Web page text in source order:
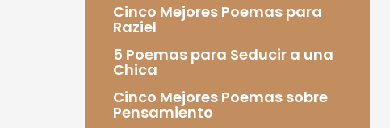
Cinco Mejores Poemas para
Raziel
5 Poemas para Seducir a una
Chica
Cinco Mejores Poemas sobre
Pensamiento